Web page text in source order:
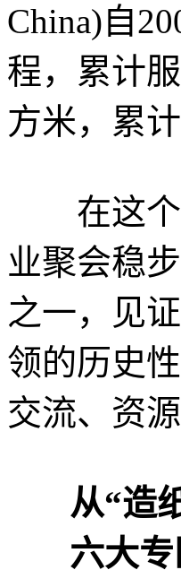
China)自
程，累计
方米，累
在这个
业聚会稳
之一，见
领的历史
交流、资
从“造
六大专